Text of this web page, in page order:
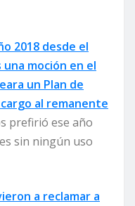
2018 desde el
moción en el
un Plan de
al remanente
prefirió ese año
sin ningún uso
a reclamar a